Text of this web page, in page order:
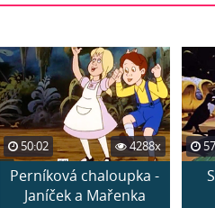
50:02 4288x
Perníková chaloupka -
Janíček a Mařenka